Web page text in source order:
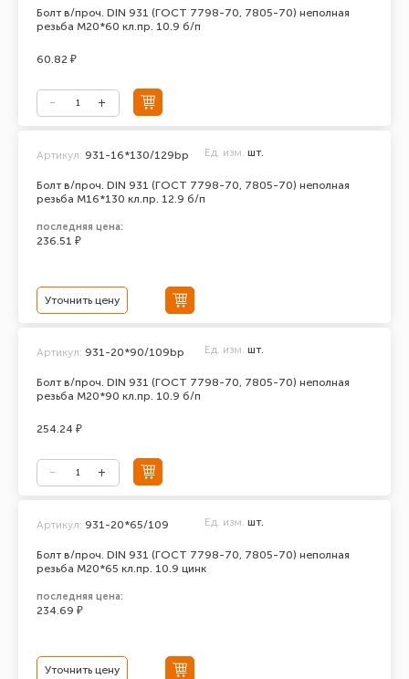
Болт в/проч. DIN 931 (ГОСТ 7798-70, 7805-70) неполная
резьба М20*60 кл.пр. 10.9 б/п
60.82 ₽
Болт в/проч. DIN 931 (ГОСТ 7798-70, 7805-70) неполная
резьба М16*130 кл.пр. 12.9 б/п
Артикул: 931-16*130/129bp Ед. изм. шт.
последняя цена:
236.51 ₽
Уточнить цену
Болт в/проч. DIN 931 (ГОСТ 7798-70, 7805-70) неполная
резьба М20*90 кл.пр. 10.9 б/п
Артикул: 931-20*90/109bp Ед. изм. шт.
254.24 ₽
Болт в/проч. DIN 931 (ГОСТ 7798-70, 7805-70) неполная
резьба М20*65 кл.пр. 10.9 цинк
Артикул: 931-20*65/109 Ед. изм. шт.
последняя цена:
234.69 ₽
Уточнить цену